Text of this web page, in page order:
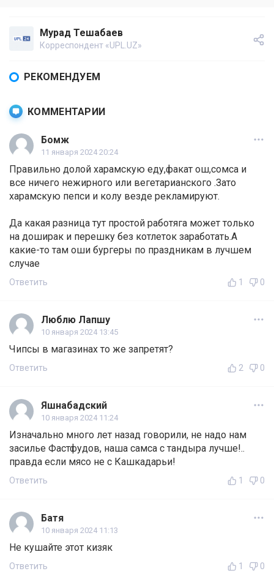
Мурад Тешабаев
Корреспондент «UPL.UZ»
РЕКОМЕНДУЕМ
КОММЕНТАРИИ
Бомж
11 января 2024 20:24
Правильно долой харамскую еду,факат ош,сомса и
все ничего нежирного или вегетарианского .Зато
харамскую пепси и колу везде рекламируют.
Да какая разница тут простой работяга может только
на доширак и перешку без котлеток заработать.А
какие-то там оши бургеры по праздникам в лучшем
случае
Ответить 1 0
Люблю Лапшу
10 января 2024 13:45
Чипсы в магазинах то же запретят?
Ответить 2 0
Яшнабадский
10 января 2024 11:24
Изначально много лет назад говорили, не надо нам
засилье Фастфудов, наша самса с тандыра лучше!..
правда если мясо не с Кашкадарьи!
Ответить 1 0
Батя
10 января 2024 11:13
Не кушайте этот кизяк
Ответить 1 0